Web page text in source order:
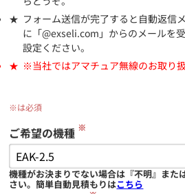
フォーム送信が完了すると自動返信
に「@exseli.com」からのメールを
設定ください。
※当社ではアマチュア無線のお取り
※は必須
ご希望の機種 ※
機種がお決まりでない場合は『不明』また
さい。簡単自動見積もりはこちら